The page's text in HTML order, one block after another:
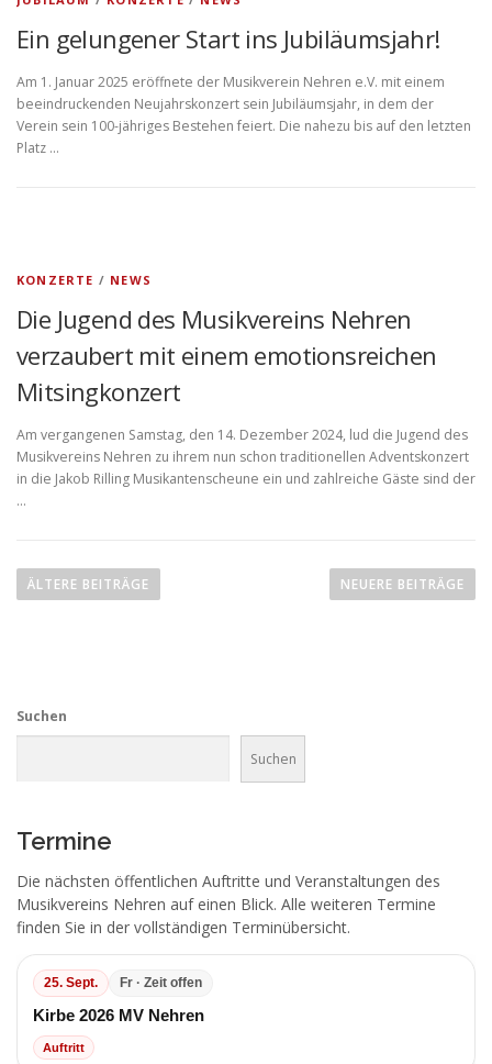
Ein gelungener Start ins Jubiläumsjahr!
Am 1. Januar 2025 eröffnete der Musikverein Nehren e.V. mit einem
beeindruckenden Neujahrskonzert sein Jubiläumsjahr, in dem der
Verein sein 100-jähriges Bestehen feiert. Die nahezu bis auf den letzten
Platz …
KONZERTE / NEWS
Die Jugend des Musikvereins Nehren
verzaubert mit einem emotionsreichen
Mitsingkonzert
Am vergangenen Samstag, den 14. Dezember 2024, lud die Jugend des
Musikvereins Nehren zu ihrem nun schon traditionellen Adventskonzert
in die Jakob Rilling Musikantenscheune ein und zahlreiche Gäste sind der
…
e
g
v
i
g
a
ÄLTERE BEITRÄGE NEUERE BEITRÄGE
Suchen
Suchen
Termine
Die nächsten öffentlichen Auftritte und Veranstaltungen des
Musikvereins Nehren auf einen Blick. Alle weiteren Termine
finden Sie in der vollständigen Terminübersicht.
25. Sept. Fr · Zeit offen
Kirbe 2026 MV Nehren
Auftritt